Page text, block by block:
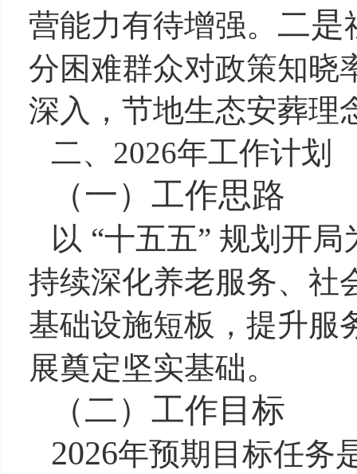
营能力有待增强。 二是
分困难群众对政策知晓
深入，节地生态安葬理
二、 2026年工作计划
（一） 工作思路
以 “十五五” 规划开局
持续深化养老服务、社
基础设施短板，提升服
展奠定坚实基础。
（二） 工作目标
2026年预期目标任务